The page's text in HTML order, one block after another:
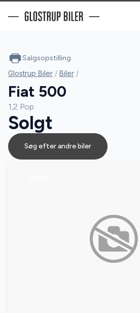
Salgsopstilling
Glostrup Biler / Biler /
Fiat 500
1,2 Pop
Solgt
Søg efter andre biler